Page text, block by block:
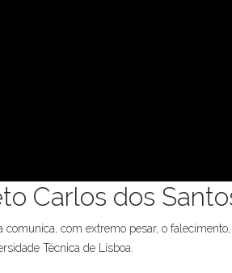
Carlos dos
com extremo pesar, o
Técnica de Lisboa.